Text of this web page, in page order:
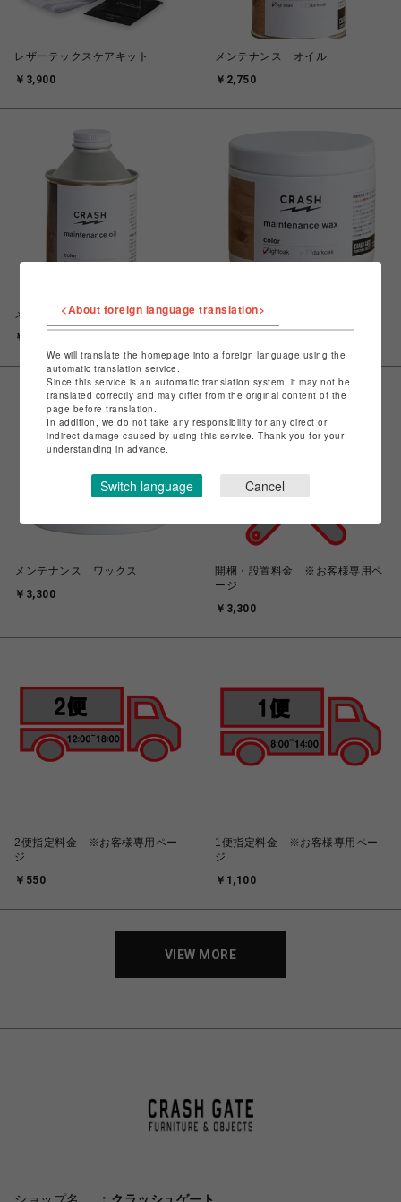
レザーテックスケアキット
￥3,900
メンテナンス オイル
￥2,750
メンテナンス オイル
￥2,750
メンテナンス ワックス
メンテナンス ワックス
￥3,300
開梱・設置料金 ※お客様専用ペ
ージ
￥3,300
2便指定料金 ※お客様専用ペー
ジ
￥550
1便指定料金 ※お客様専用ペー
ジ
￥1,100
VIEW MORE
<About foreign language translation>
We will translate the homepage into a foreign language using the
automatic translation service.
Since this service is an automatic translation system, it may not be
translated correctly and may differ from the original content of the
page before translation.
In addition, we do not take any responsibility for any direct or
indirect damage caused by using this service. Thank you for your
understanding in advance.
Switch language Cancel